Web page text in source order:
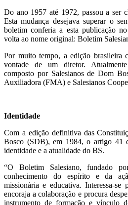
Do ano 1957 até 1972, passou a ser
Esta mudança desejava superar o
boletim conferia a esta publicação
volta ao nome original: Boletim
Por muito tempo, a edição brasileira
vontade de um diretor.
composto por Salesianos de Dom
Auxiliadora (FMA) e Salesianos
Identidade
Com a edição definitiva das
Bosco (SDB), em 1984, o artigo 41
identidade e a atualidade do BS.
“O Boletim Salesiano, fundado
conhecimento do espírito e da
missionária e educativa. Interessa-se
encoraja a colaboração e procura
instrumento de formação e vínculo